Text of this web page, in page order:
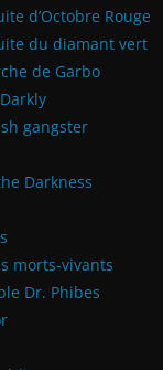
d’Octobre Rouge
du diamant vert
de Garbo
gangster
Darkness
morts-vivants
Dr. Phibes